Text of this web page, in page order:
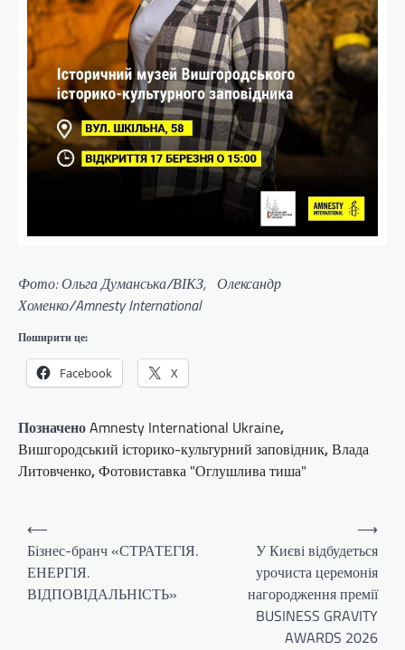
Фото: Ольга Думанська/ВІКЗ, Олександр
Хоменко/Amnesty International
Поширити це:
Facebook X
ПозначеноAmnesty International Ukraine,
Вишгородський історико-культурний заповідник,Влада
Литовченко,Фотовиставка "Оглушлива тиша"
Навігація
записів
⟵
Бізнес-бранч «СТРАТЕГІЯ.
ЕНЕРГІЯ.
ВІДПОВІДАЛЬНІСТЬ»
У Києві відбудеться
урочиста церемонія
нагородження премії
BUSINESS GRAVITY
AWARDS 2026
⟶